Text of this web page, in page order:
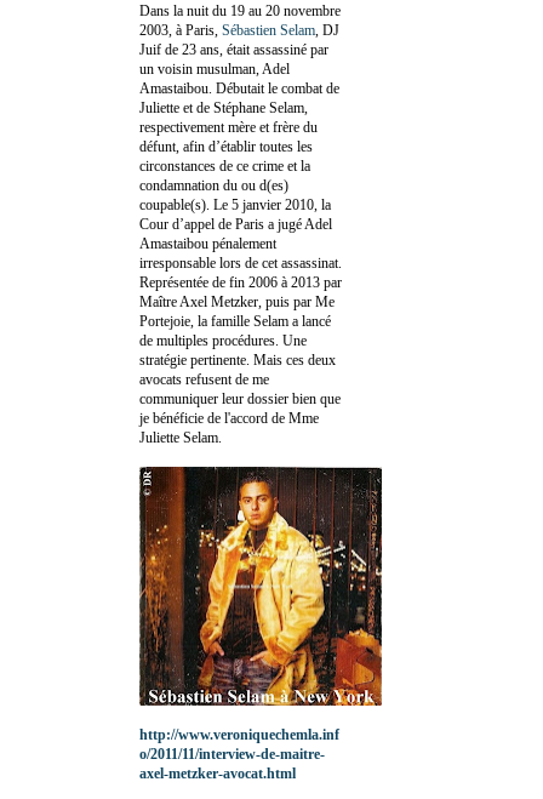
Dans la nuit du 19 au 20 novembre
2003, à Paris, Sébastien Selam , DJ
Juif de 23 ans, était assassiné par
un voisin musulman, Adel
Amastaibou. Débutait le combat de
Juliette et de Stéphane Selam,
respectivement mère et frère du
défunt, afin d’établir toutes les
circonstances de ce crime et la
condamnation du ou d(es)
coupable(s). Le 5 janvier 2010, la
Cour d’appel de Paris a jugé Adel
Amastaibou pénalement
irresponsable lors de cet assassinat.
Représentée de fin 2006 à 2013 par
Maître Axel Metzker, puis par Me
Portejoie, la famille Selam a lancé
de multiples procédures. Une
stratégie pertinente. Mais ces deux
avocats refusent de me
communiquer leur dossier bien que
je bénéficie de l'accord de Mme
Juliette Selam.
http://www.veroniquechemla.inf
o/2011/11/interview-de-maitre-
axel-metzker-avocat.html